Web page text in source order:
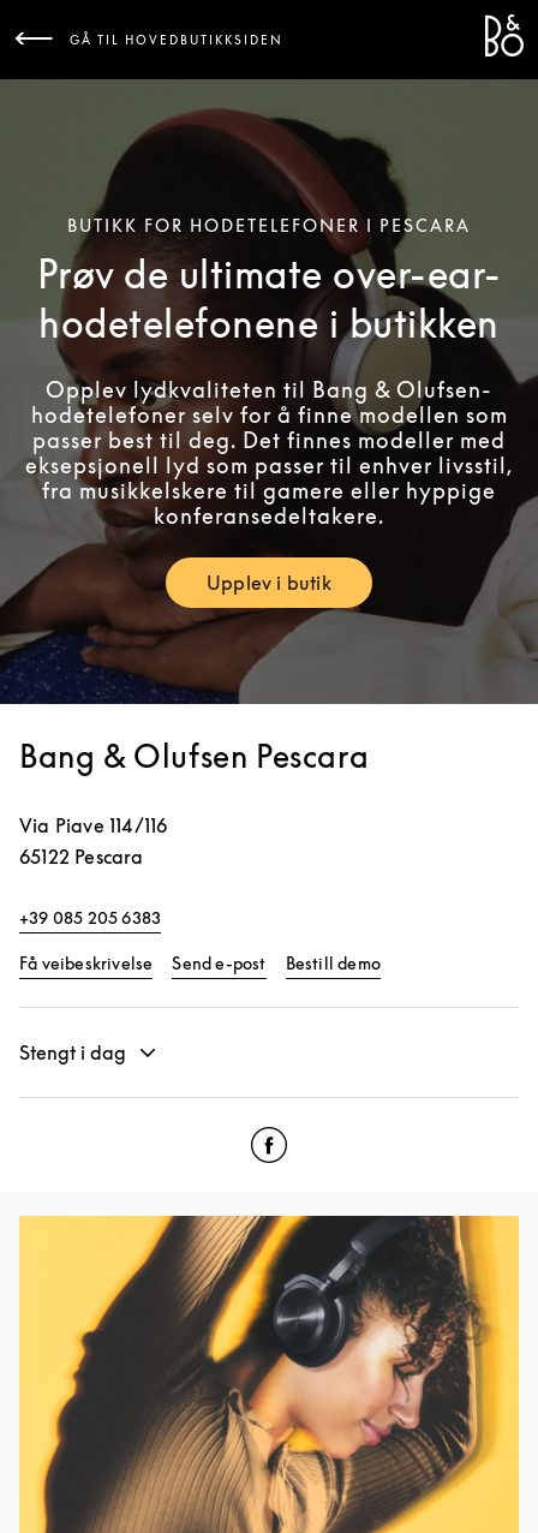
GÅ TIL HOVEDBUTIKKSIDEN
BUTIKK FOR HODETELEFONER I PESCARA
Prøv de ultimate over-ear-
hodetelefonene i butikken
Opplev lydkvaliteten til Bang & Olufsen-
hodetelefoner selv for å finne modellen som
passer best til deg. Det finnes modeller med
eksepsjonell lyd som passer til enhver livsstil,
fra musikkelskere til gamere eller hyppige
konferansedeltakere.
Upplev i butikLink Opens in New Tab
Bang & Olufsen Pescara
Via Piave 114/116
65122 Pescara
+39 085 205 6383
Få veibeskrivelse Link Opens in New Tab
Send e-post Bestill demo
Stengt i dag
Click to open Facebook
Link Opens in New Tab
Bilde av arrangement